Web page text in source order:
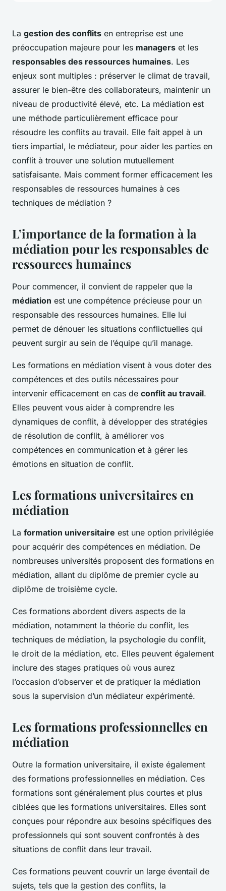
La gestion des conflits en entreprise est une
préoccupation majeure pour les managers et les
responsables des ressources humaines. Les
enjeux sont multiples : préserver le climat de travail,
assurer le bien-être des collaborateurs, maintenir un
niveau de productivité élevé, etc. La médiation est
une méthode particulièrement efficace pour
résoudre les conflits au travail. Elle fait appel à un
tiers impartial, le médiateur, pour aider les parties en
conflit à trouver une solution mutuellement
satisfaisante. Mais comment former efficacement les
responsables de ressources humaines à ces
techniques de médiation ?
L’importance de la formation à la
médiation pour les responsables de
ressources humaines
Pour commencer, il convient de rappeler que la
médiation est une compétence précieuse pour un
responsable des ressources humaines. Elle lui
permet de dénouer les situations conflictuelles qui
peuvent surgir au sein de l’équipe qu’il manage.
Les formations en médiation visent à vous doter des
compétences et des outils nécessaires pour
intervenir efficacement en cas de conflit au travail.
Elles peuvent vous aider à comprendre les
dynamiques de conflit, à développer des stratégies
de résolution de conflit, à améliorer vos
compétences en communication et à gérer les
émotions en situation de conflit.
Les formations universitaires en
médiation
La formation universitaire est une option privilégiée
pour acquérir des compétences en médiation. De
nombreuses universités proposent des formations en
médiation, allant du diplôme de premier cycle au
diplôme de troisième cycle.
Ces formations abordent divers aspects de la
médiation, notamment la théorie du conflit, les
techniques de médiation, la psychologie du conflit,
le droit de la médiation, etc. Elles peuvent également
inclure des stages pratiques où vous aurez
l’occasion d’observer et de pratiquer la médiation
sous la supervision d’un médiateur expérimenté.
Les formations professionnelles en
médiation
Outre la formation universitaire, il existe également
des formations professionnelles en médiation. Ces
formations sont généralement plus courtes et plus
ciblées que les formations universitaires. Elles sont
conçues pour répondre aux besoins spécifiques des
professionnels qui sont souvent confrontés à des
situations de conflit dans leur travail.
Ces formations peuvent couvrir un large éventail de
sujets, tels que la gestion des conflits, la